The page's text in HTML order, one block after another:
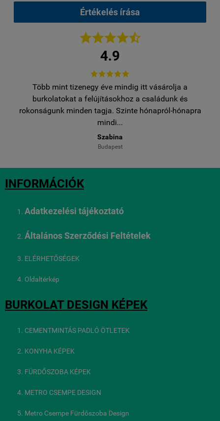
Értékelés írása

4.9

Több mint tizenegy éve mindig itt vásárolja a
burkolatokat a felújításokhoz a családunk és
rokonságunk minden tagja. Szinte hónapról-hónapra
mindi...
Szabina
Budapest
INFORMÁCIÓK
Adatkezelési tájékoztató
Általános Szerződési Feltételek
ELÉRHETŐSÉGEK
Oldaltérkép
BURKOLAT DESIGN KÉPEK
CEMENTMINTÁS PADLÓ ÖTLETEK
KONYHA KÉPEK
FÜRDŐSZOBA KÉPEK
METRO CSEMPE DESIGN
Metro Csempe Fürdőszoba Design